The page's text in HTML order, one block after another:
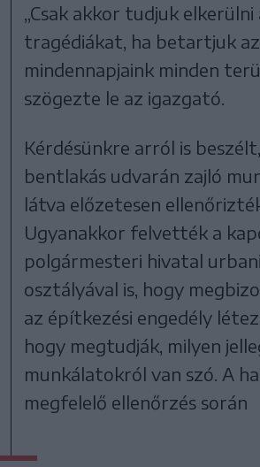
„Csak akkor tudjuk elkerülni
tragédiákat, ha betartjuk
mindennapjaink minden
szögezte le az igazgató.
Kérdésünkre arról is
bentlakás udvarán zajló
látva előzetesen
Ugyanakkor felvették a
polgármesteri hivatal
osztályával is, hogy
az építkezési engedély
hogy megtudják, milyen
munkálatokról van szó. A
megfelelő ellenőrzés során